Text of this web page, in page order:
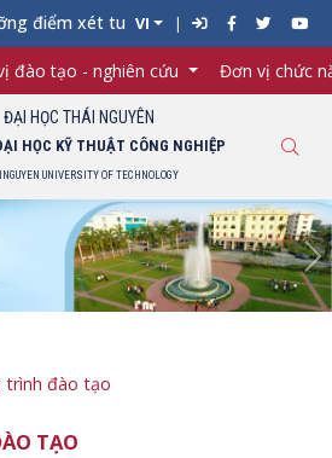
điểm xét tuyển đối với từng ngành
VI
đào tạo - nghiên cứu Đơn vị chức
ĐẠI HỌC THÁI NGUYÊN
HỌC KỸ THUẬT CÔNG NGHIỆP
UNIVERSITY OF TECHNOLOGY
trình đào tạo
TẠO